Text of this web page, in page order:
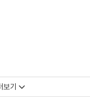
Networks
보기